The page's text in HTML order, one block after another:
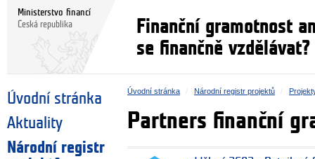
Ministerstvo financí
Česká republika
Finanční gramotnost
se finančně vzdělávat?
Úvodní stránka
Aktuality
Národní registr
Úvodní stránka Národní registr projektů
Partners finanční